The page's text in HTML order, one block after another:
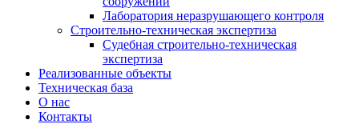
Лаборатория неразрушающего контроля
Строительно-техническая экспертиза
Судебная строительно-техническая
экспертиза
Реализованные объекты
Техническая база
О нас
Контакты